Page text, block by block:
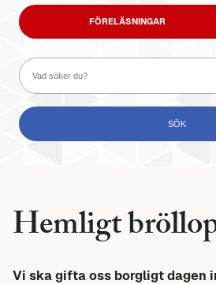
FÖRELÄSNINGAR
Hemligt
Vi ska gifta oss borgligt dagen